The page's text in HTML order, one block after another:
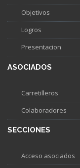
Objetivos
Logros
Presentacion
ASOCIADOS
Carretilleros
Colaboradores
SECCIONES
Acceso asociados